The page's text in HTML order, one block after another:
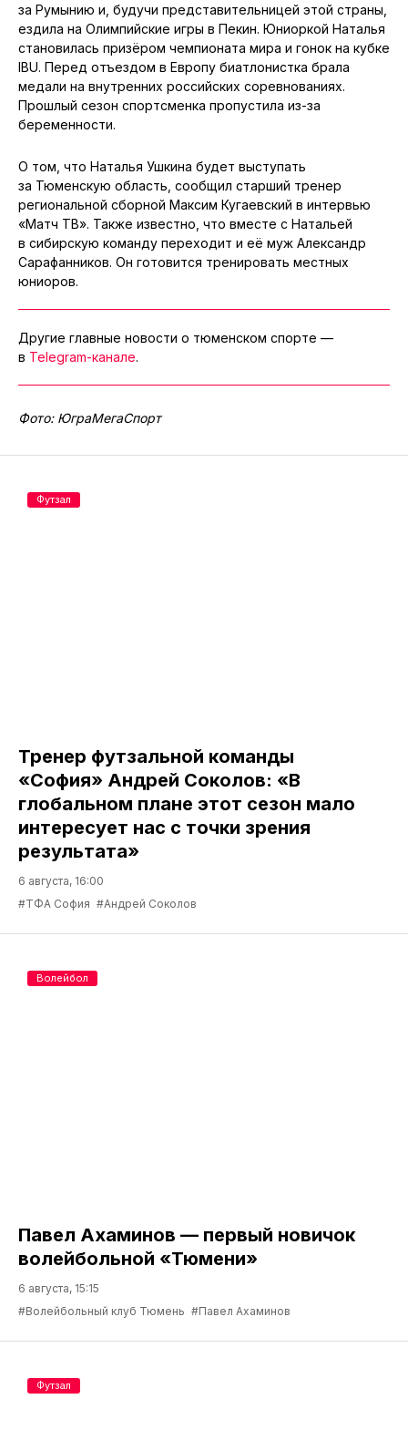
за Румынию и, будучи представительницей этой страны,
ездила на Олимпийские игры в Пекин. Юниоркой Наталья
становилась призёром чемпионата мира и гонок на кубке
IBU. Перед отъездом в Европу биатлонистка брала
медали на внутренних российских соревнованиях.
Прошлый сезон спортсменка пропустила из-за
беременности.
О том, что Наталья Ушкина будет выступать
за Тюменскую область, сообщил старший тренер
региональной сборной Максим Кугаевский в интервью
«Матч ТВ». Также известно, что вместе с Натальей
в сибирскую команду переходит и её муж Александр
Сарафанников. Он готовится тренировать местных
юниоров.
Другие главные новости о тюменском спорте —
в Telegram-канале.
Фото: ЮграМегаСпорт
Тренер футзальной команды
«София» Андрей Соколов: «В
глобальном плане этот сезон мало
интересует нас с точки зрения
результата»
6 августа, 16:00
#ТФА София #Андрей Соколов
Футзал
Павел Ахаминов — первый новичок
волейбольной «Тюмени»
6 августа, 15:15
#Волейбольный клуб Тюмень #Павел Ахаминов
Волейбол
Футзал